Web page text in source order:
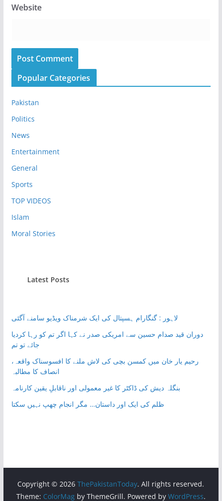
Website
Popular Categories
Pakistan
Politics
News
Entertainment
General
Sports
TOP VIDEOS
Islam
Moral Stories
Latest Posts
لاہور : گنگارام ہسپتال کی ایک شرمناک ویڈیو سامنے آگئی
دوران قید صدام حسین سے امریکی صدر نے کہا اگر تم کو رہا کردیا
جائے تو تم
رحیم یار خان میں کمسن بچی کی لاش ملنے کا افسوسناک واقعہ،
انصاف کا مطالبہ
بنگلہ دیش کی ڈاکٹر کا غیر معمولی اور ناقابلِ یقین کارنامہ
ظلم کی ایک اور داستان… مگر انجام چھپ نہیں سکتا
Copyright © 2026ThePakistanToday. All rights reserved.
Theme: ColorMagby ThemeGrill. Powered by WordPress.